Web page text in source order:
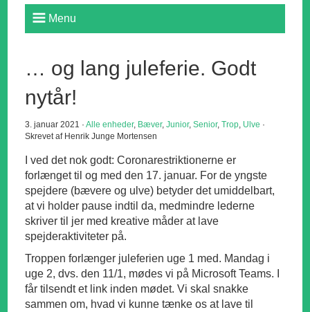
Menu
… og lang juleferie. Godt
nytår!
3. januar 2021 ·Alle enheder, Bæver,Junior,Senior,Trop, Ulve ·
Skrevet af Henrik Junge Mortensen
I ved det nok godt: Coronarestriktionerne er
forlænget til og med den 17. januar. For de yngste
spejdere (bævere og ulve) betyder det umiddelbart,
at vi holder pause indtil da, medmindre lederne
skriver til jer med kreative måder at lave
spejderaktiviteter på.
Troppen forlænger juleferien uge 1 med. Mandag i
uge 2, dvs. den 11/1, mødes vi på Microsoft Teams. I
får tilsendt et link inden mødet. Vi skal snakke
sammen om, hvad vi kunne tænke os at lave til